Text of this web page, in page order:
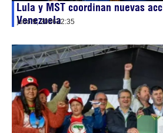
Lula y MST coordinan nuevas
Venezuela
julio 9, 202622:35